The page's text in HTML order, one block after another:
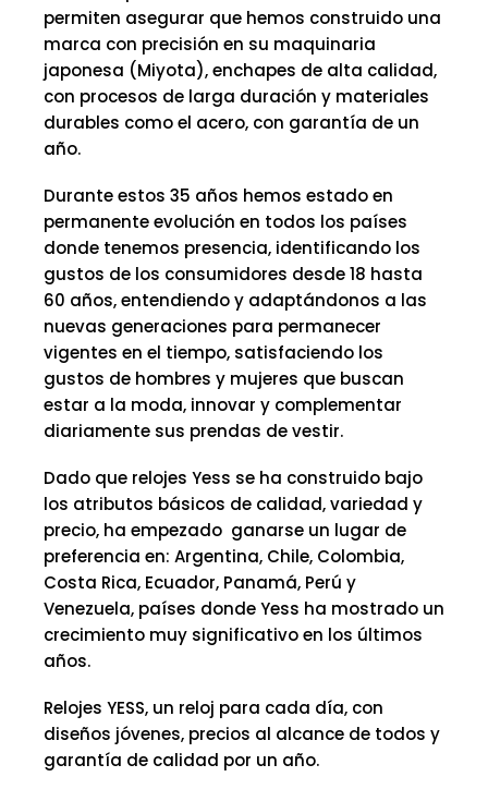
permiten asegurar que hemos construido una
marca con precisión en su maquinaria
japonesa (Miyota), enchapes de alta calidad,
con procesos de larga duración y materiales
durables como el acero, con garantía de un
año.
Durante estos 35 años hemos estado en
permanente evolución en todos los países
donde tenemos presencia, identificando los
gustos de los consumidores desde 18 hasta
60 años, entendiendo y adaptándonos a las
nuevas generaciones para permanecer
vigentes en el tiempo, satisfaciendo los
gustos de hombres y mujeres que buscan
estar a la moda, innovar y complementar
diariamente sus prendas de vestir.
Dado que relojes Yess se ha construido bajo
los atributos básicos de calidad, variedad y
precio, ha empezado ganarse un lugar de
preferencia en: Argentina, Chile, Colombia,
Costa Rica, Ecuador, Panamá, Perú y
Venezuela, países donde Yess ha mostrado un
crecimiento muy significativo en los últimos
años.
Relojes YESS, un reloj para cada día, con
diseños jóvenes, precios al alcance de todos y
garantía de calidad por un año.